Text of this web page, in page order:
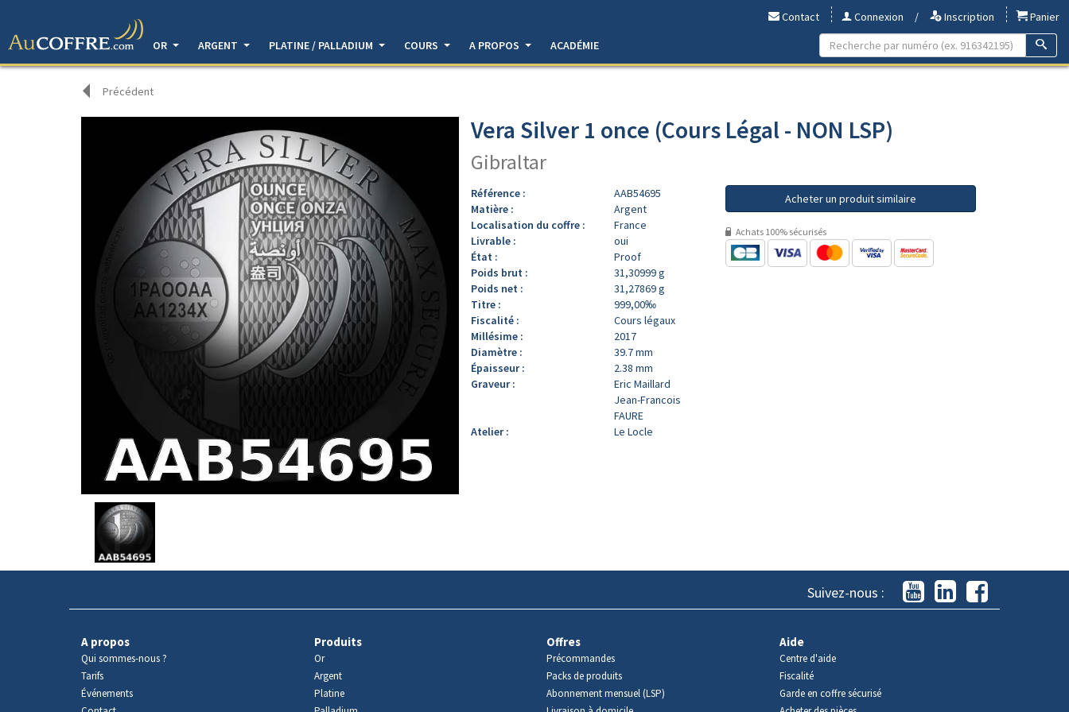
Contact Connexion / Inscription
Panier
OR
ARGENT PLATINE / PALLADIUM COURS A PROPOS ACADÉMIE
Précédent
Avers
produit
Vera Silver 1 once (Cours Légal - NON LSP)
Gibraltar
Référence :
AAB54695
Matière :
Argent
Localisation du coffre :
France
Livrable :
oui
État :
Proof
Poids brut :
31,30999 g
Poids net :
31,27869 g
Titre :
999,00‰
Fiscalité :
Cours légaux
Millésime :
2017
Diamètre :
39.7 mm
Épaisseur :
2.38 mm
Graveur :
Eric Maillard
Jean-Francois
FAURE
Atelier :
Le Locle
Acheter un produit similaire
Achats 100% sécurisés
Suivez-nous :
A propos
Qui sommes-nous ?
Tarifs
Événements
Produits
Or
Argent
Platine
Offres
Précommandes
Packs de produits
Abonnement mensuel (LSP)
Aide
Centre d'aide
Fiscalité
Garde en coffre sécurisé